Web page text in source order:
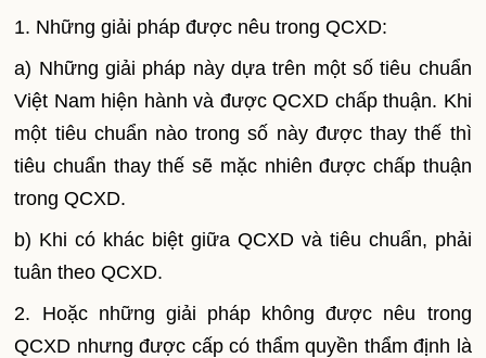
1. Những giải pháp được nêu trong QCXD:
a) Những giải pháp này dựa trên một số tiêu chuẩn
Việt Nam hiện hành và được QCXD chấp thuận. Khi
một tiêu chuẩn nào trong số này được thay thế thì
tiêu chuẩn thay thế sẽ mặc nhiên được chấp thuận
trong QCXD.
b) Khi có khác biệt giữa QCXD và tiêu chuẩn, phải
tuân theo QCXD.
2. Hoặc những giải pháp không được nêu trong
QCXD nhưng được cấp có thẩm quyền thẩm định là